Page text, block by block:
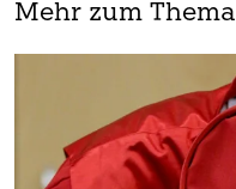
Mehr zum Thema